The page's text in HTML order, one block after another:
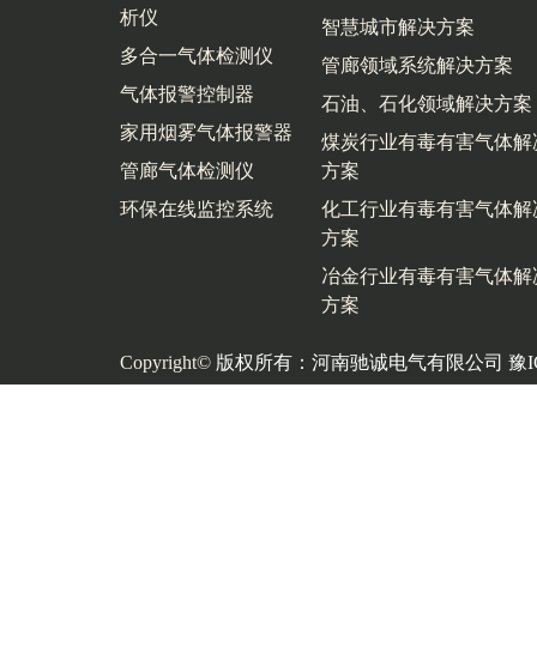
析仪
多合一气体检测仪
气体报警控制器
家用烟雾气体报警器
管廊气体检测仪
环保在线监控系统
智慧城市解决方案
管廊领域系统解决方案
石油、石化领域解决方案
煤炭行业有毒有害气体解
方案
化工行业有毒有害气体解
方案
冶金行业有毒有害气体解
方案
Copyright© 版权所有：河南驰诚电气有限公司 豫